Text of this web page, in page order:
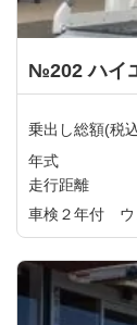
乗出し総額(税
年式
走行距離
車検２年付 ウ